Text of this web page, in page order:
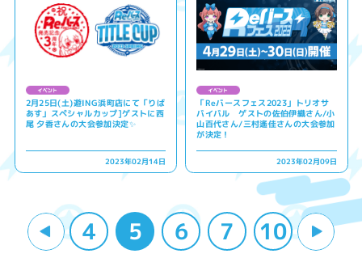
2月25日(土)遊ING浜町店にて「りば
あす」スペシャルカップ]ゲストに西
尾 夕香さんの大会参加決定✨
2023年02月14日
「Reバースフェス2023」トリオサ
バイバル ゲストの佐伯伊織さん/小
山百代さん/三村遙佳さんの大会参加
が決定！
2023年02月09日
4 5 6 7 10